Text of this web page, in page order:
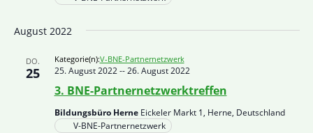
August 2022
DO.
25
3. BNE-Partnernetzwerktreffen
25. August 2022--26. August 2022
Kategorie(n):V-BNE-Partnernetzwerk
Bildungsbüro Herne Eickeler Markt 1, Herne, Deutschland
V-BNE-Partnernetzwerk